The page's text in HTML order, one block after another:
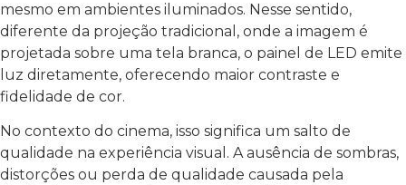
mesmo em ambientes iluminados. Nesse sentido,
diferente da projeção tradicional, onde a imagem é
projetada sobre uma tela branca, o painel de LED emite
luz diretamente, oferecendo maior contraste e
fidelidade de cor.
No contexto do cinema, isso significa um salto de
qualidade na experiência visual. A ausência de sombras,
distorções ou perda de qualidade causada pela